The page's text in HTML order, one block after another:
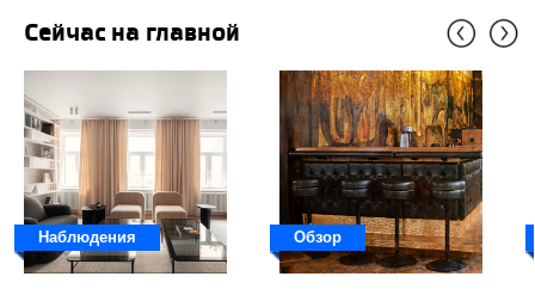
Сейчас на главной
Наблюдения Обзор